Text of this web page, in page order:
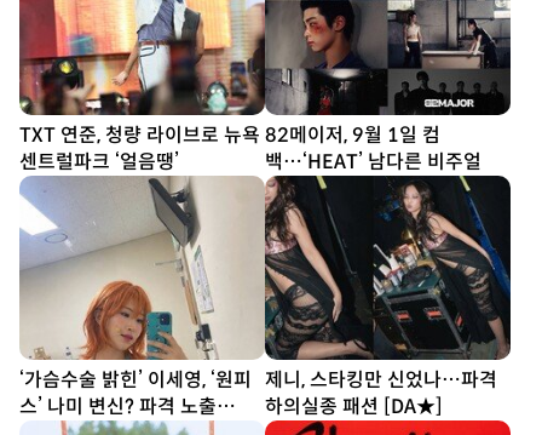
TXT 연준, 청량 라이브로 뉴욕
센트럴파크 ‘얼음땡’
82메이저, 9월 1일 컴
백…‘HEAT’ 남다른 비주얼
‘가슴수술 밝힌’ 이세영, ‘원피
스’ 나미 변신? 파격 노출
제니, 스타킹만 신었나…파격
하의실종 패션 [DA★]